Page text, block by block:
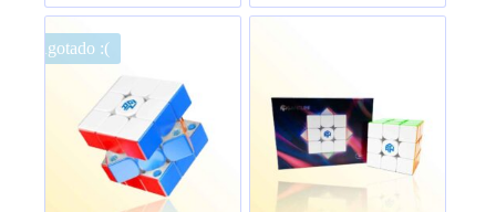
Agotado :(